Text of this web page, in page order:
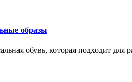
образы
обувь, которая подходит для